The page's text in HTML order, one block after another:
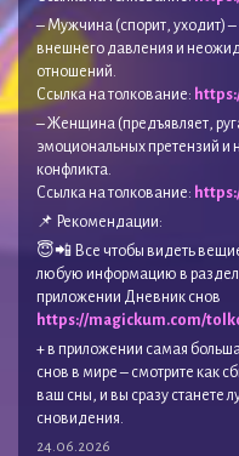
– Мужчина (спорит, уходит)
внешнего давления и
отношений.
Ссылка на толкование:
– Женщина (предъявляет,
эмоциональных претензий и
конфликта.
Ссылка на толкование:
📌 Рекомендации:
😇📲 Все чтобы видеть
любую информацию в
приложении Дневник снов
https://magickum.com/
+ в приложении самая
снов в мире – смотрите как
ваш сны, и вы сразу станете
сновидения.
24.06.2026